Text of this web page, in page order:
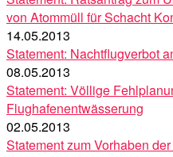
von Atommüll für Schacht
14.05.2013
Statement: Nachtflugverbot
08.05.2013
Statement: Völlige
Flughafenentwässerung
02.05.2013
Statement zum Vorhaben